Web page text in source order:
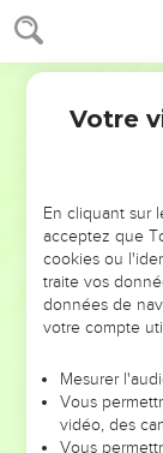
Juges 4
19 Il lui dit : « S’il
Yaël ouvre
Il lui dit encore
vient te
Sisra est
profondément.
de la tente, elle
doucement de
et le piquet
Barac, qui
rencontre et lui
tu cherches. »
Votre
En cliquant sur
acceptez que
cookies ou
traite vos
données de
votre compte
Mesurer
Vous
vidéo, des
Vous